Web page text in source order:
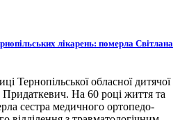
лікарень: померла Світлана
Тернопільської обласної дитячої
Придаткевич. На 60 році життя та
сестра медичного ортопедо-